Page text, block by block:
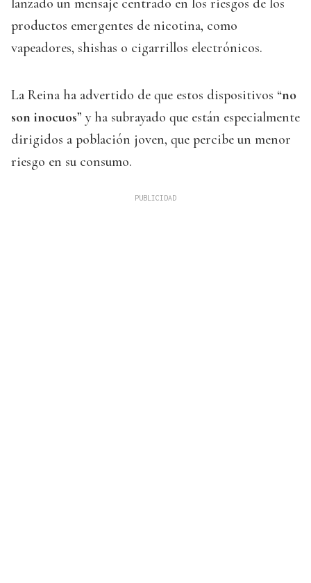
lanzado un mensaje centrado en los riesgos de los
productos emergentes de nicotina, como
vapeadores, shishas o cigarrillos electrónicos.
La Reina ha advertido de que estos dispositivos “no
son inocuos” y ha subrayado que están especialmente
dirigidos a población joven, que percibe un menor
riesgo en su consumo.